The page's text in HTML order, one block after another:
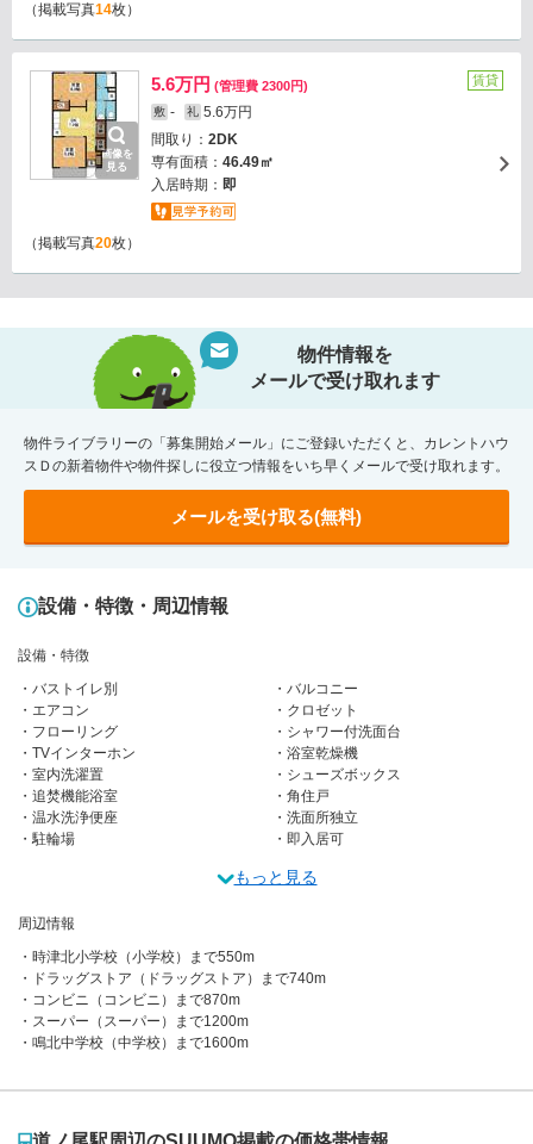
（掲載写真14枚）
画像を
見る
5.6万円 (管理費 2300円)
敷 - 礼 5.6万円
間取り： 2DK
専有面積： 46.49㎡
入居時期： 即
賃貸
（掲載写真20枚）
物件情報を
メールで受け取れます
物件ライブラリーの「募集開始メール」にご登録いただくと、カレントハウ
スＤの新着物件や物件探しに役立つ情報をいち早くメールで受け取れます。
メールを受け取る(無料)
設備・特徴・周辺情報
設備・特徴
バストイレ別
バルコニー
エアコン
クロゼット
フローリング
シャワー付洗面台
TVインターホン
浴室乾燥機
室内洗濯置
シューズボックス
追焚機能浴室
角住戸
温水洗浄便座
洗面所独立
駐輪場
即入居可
もっと見る
周辺情報
時津北小学校（小学校）まで550m
ドラッグストア（ドラッグストア）まで740m
コンビニ（コンビニ）まで870m
スーパー（スーパー）まで1200m
鳴北中学校（中学校）まで1600m